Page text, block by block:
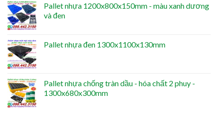
Pallet nhựa 1200x800x150mm - màu xanh dương
và đen
Pallet nhựa đen 1300x1100x130mm
Pallet nhựa chống tràn dầu - hóa chất 2 phuy -
1300x680x300mm